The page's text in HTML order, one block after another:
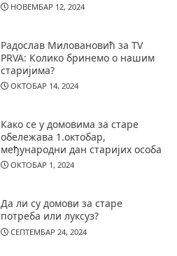
НОВЕМБАР 12, 2024
Радослав Миловановић за TV
PRVA: Колико бринемо о нашим
старијима?
ОКТОБАР 14, 2024
Како се у домовима за старе
обележава 1.октобар,
међународни дан старијих особа
ОКТОБАР 1, 2024
Да ли су домови за старе
потреба или луксуз?
СЕПТЕМБАР 24, 2024